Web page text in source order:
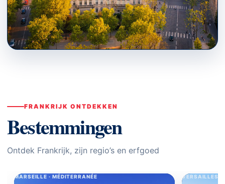
FRANKRIJK ONTDEKKEN
Bestemmingen
Ontdek Frankrijk, zijn regio’s en erfgoed
MARSEILLE · MÉDITERRANÉE VERSAILLES ·